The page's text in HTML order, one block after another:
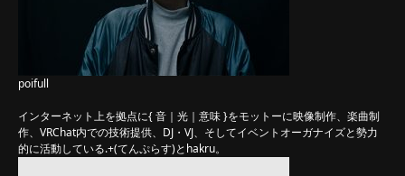
poifull
インターネット上を拠点に{ 音｜光｜意味 }をモットーに映像制作、楽曲制
作、VRChat内での技術提供、DJ・VJ、そしてイベントオーガナイズと勢力
的に活動している.+(てんぷらす)とhakru。